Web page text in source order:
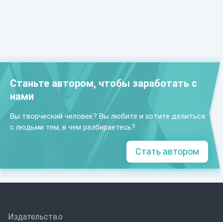
Станьте автором, чтобы заработать с
нами
Вы творческий человек? Вы любите и хотите делиться
с людьми тем, в чем разбираетесь?
Стать автором
Издательство